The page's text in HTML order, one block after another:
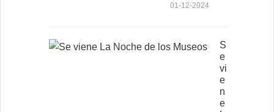
01-12-2024
S
e
vi
e
n
e